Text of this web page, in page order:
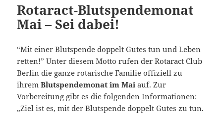
Rotaract-Blutspendemonat
Mai – Sei dabei!
“Mit einer Blutspende doppelt Gutes tun und Leben
retten!” Unter diesem Motto rufen der Rotaract Club
Berlin die ganze rotarische Familie offiziell zu
ihremBlutspendemonat im Mai auf. Zur
Vorbereitung gibt es die folgenden Informationen:
„Ziel ist es, mit der Blutspende doppelt Gutes zu tun.